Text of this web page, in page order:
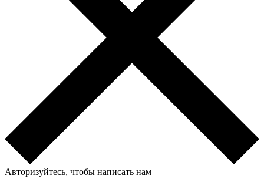
Авторизуйтесь, чтобы написать нам